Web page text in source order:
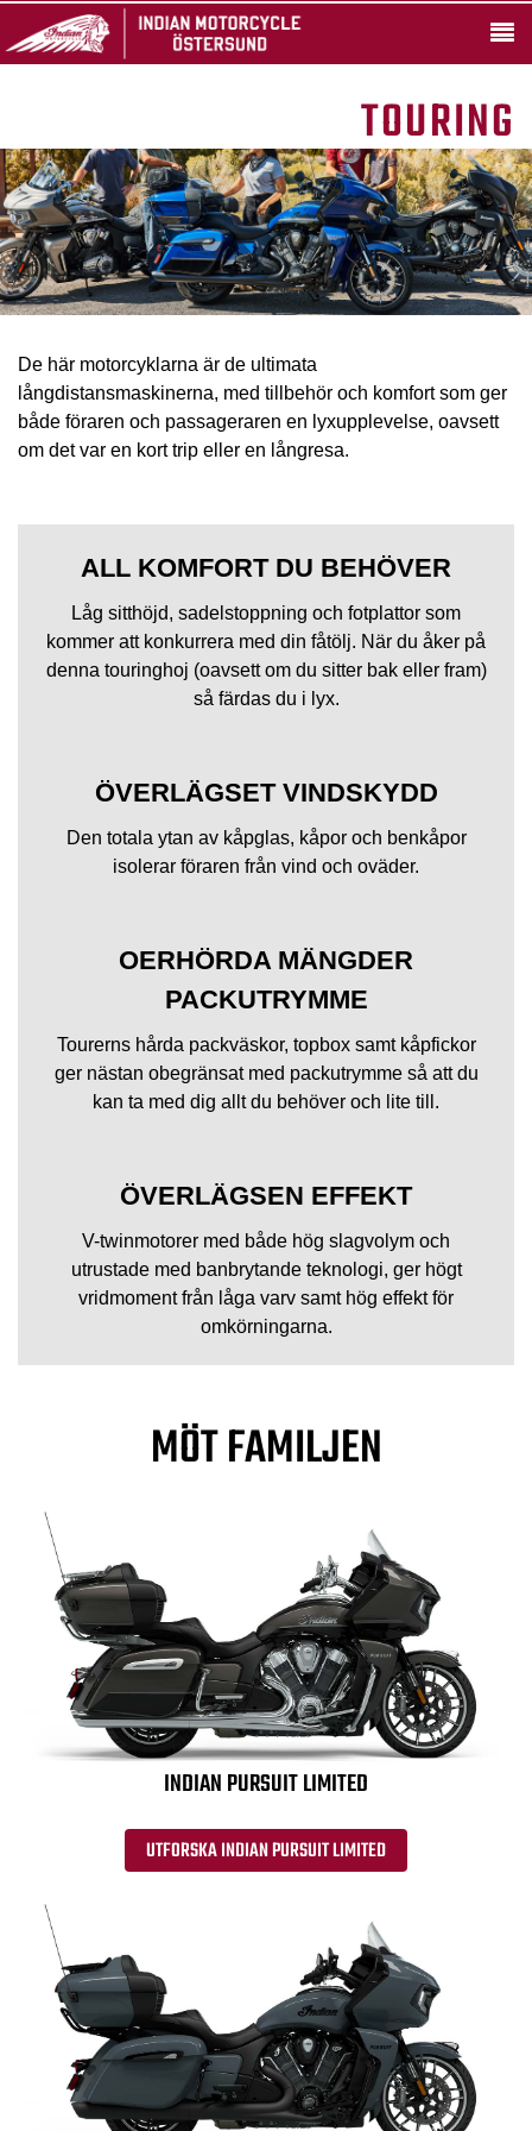
TOURING
De här motorcyklarna är de ultimata
långdistansmaskinerna, med tillbehör och komfort som ger
både föraren och passageraren en lyxupplevelse, oavsett
om det var en kort trip eller en långresa.
ALL KOMFORT DU BEHÖVER
Låg sitthöjd, sadelstoppning och fotplattor som
kommer att konkurrera med din fåtölj. När du åker på
denna touringhoj (oavsett om du sitter bak eller fram)
så färdas du i lyx.
ÖVERLÄGSET VINDSKYDD
Den totala ytan av kåpglas, kåpor och benkåpor
isolerar föraren från vind och oväder.
OERHÖRDA MÄNGDER
PACKUTRYMME
Tourerns hårda packväskor, topbox samt kåpfickor
ger nästan obegränsat med packutrymme så att du
kan ta med dig allt du behöver och lite till.
ÖVERLÄGSEN EFFEKT
V-twinmotorer med både hög slagvolym och
utrustade med banbrytande teknologi, ger högt
vridmoment från låga varv samt hög effekt för
omkörningarna.
MÖT FAMILJEN
INDIAN PURSUIT LIMITED
UTFORSKA INDIAN PURSUIT LIMITED